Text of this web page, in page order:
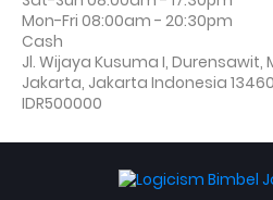
Mon-Fri 08:00am - 20:30pm
Cash
Jl. Wijaya Kusuma I, Durensawit,
Jakarta, Jakarta Indonesia 13460
IDR500000